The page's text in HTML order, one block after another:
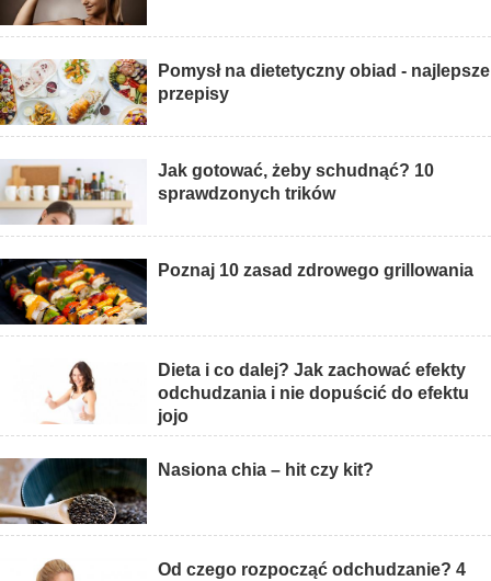
Pomysł na dietetyczny obiad - najlepsze
przepisy
Jak gotować, żeby schudnąć? 10
sprawdzonych trików
Poznaj 10 zasad zdrowego grillowania
Dieta i co dalej? Jak zachować efekty
odchudzania i nie dopuścić do efektu
jojo
Nasiona chia – hit czy kit?
Od czego rozpocząć odchudzanie? 4